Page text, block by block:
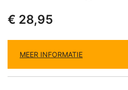
€ 28,95
MEER INFORMATIE